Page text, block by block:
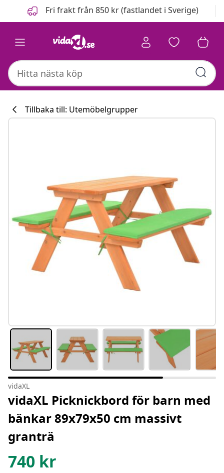
FöregåendeFri frakt från 850 kr (fastlandet i Sverige)
Tillbaka till: Utemöbelgrupper
vidaXL
vidaXL Picknickbord för barn med
bänkar 89x79x50 cm massivt
granträ
740 kr